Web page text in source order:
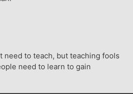
need to teach, but teaching fools
need to learn to gain